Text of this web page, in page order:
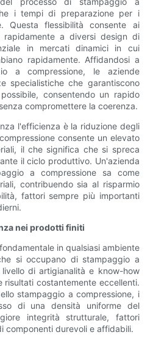
i tempi di preparazione per i
Questa flessibilità consente ai
a diversi design di
in mercati dinamici in cui
rapidamente. Affidandosi a
a compressione, le aziende
specialistiche che garantiscono
consentendo un rapido
compromettere la coerenza.
l'efficienza è la riduzione degli
consente un elevato
il che significa che si spreca
il ciclo produttivo. Un'azienda
a compressione sa come
contribuendo sia al risparmio
fattori sempre più importanti
nei prodotti finiti
in qualsiasi ambiente
si occupano di stampaggio a
di artigianalità e know-how
risultati costantemente eccellenti.
stampaggio a compressione, i
di una densità uniforme del
integrità strutturale, fattori
componenti durevoli e affidabili.